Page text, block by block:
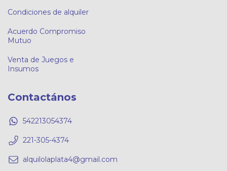
Condiciones de alquiler
Acuerdo Compromiso
Mutuo
Venta de Juegos e
Insumos
Contactános
542213054374
221-305-4374
alquilolaplata4@gmail.com